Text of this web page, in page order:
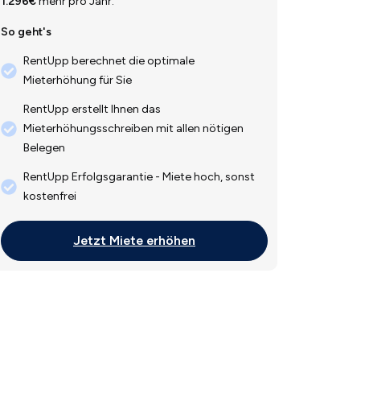
So geht's
RentUpp berechnet die optimale
Mieterhöhung für Sie
RentUpp erstellt Ihnen das
Mieterhöhungsschreiben mit allen nötigen
Belegen
RentUpp Erfolgsgarantie - Miete hoch, sonst
kostenfrei
Jetzt Miete erhöhen